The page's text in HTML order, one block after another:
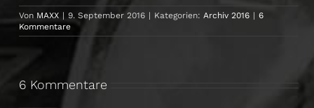
Von MAXX | 9. September 2016 | Kategorien:Archiv 2016 | 6
Kommentare
6 Kommentare